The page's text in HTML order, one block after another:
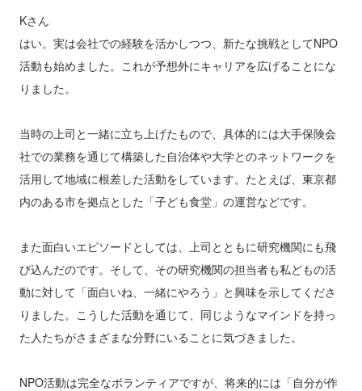
Kさん
はい。実は会社での経験を活かしつつ、新たな挑戦としてNPO
活動も始めました。これが予想外にキャリアを広げることにな
りました。
当時の上司と一緒に立ち上げたもので、具体的には大手保険会
社での業務を通じて構築した自治体や大学とのネットワークを
活用して地域に根差した活動をしています。たとえば、東京都
内のある市を拠点とした「子ども食堂」の運営などです。
また面白いエピソードとしては、上司とともに研究機関にも飛
び込んだのです。そして、その研究機関の担当者も私どもの活
動に対して「面白いね、一緒にやろう」と興味を示してくださ
りました。こうした活動を通じて、同じようなマインドを持っ
た人たちがさまざまな分野にいることに気づきました。
NPO活動は完全なボランティアですが、将来的には「自分が作